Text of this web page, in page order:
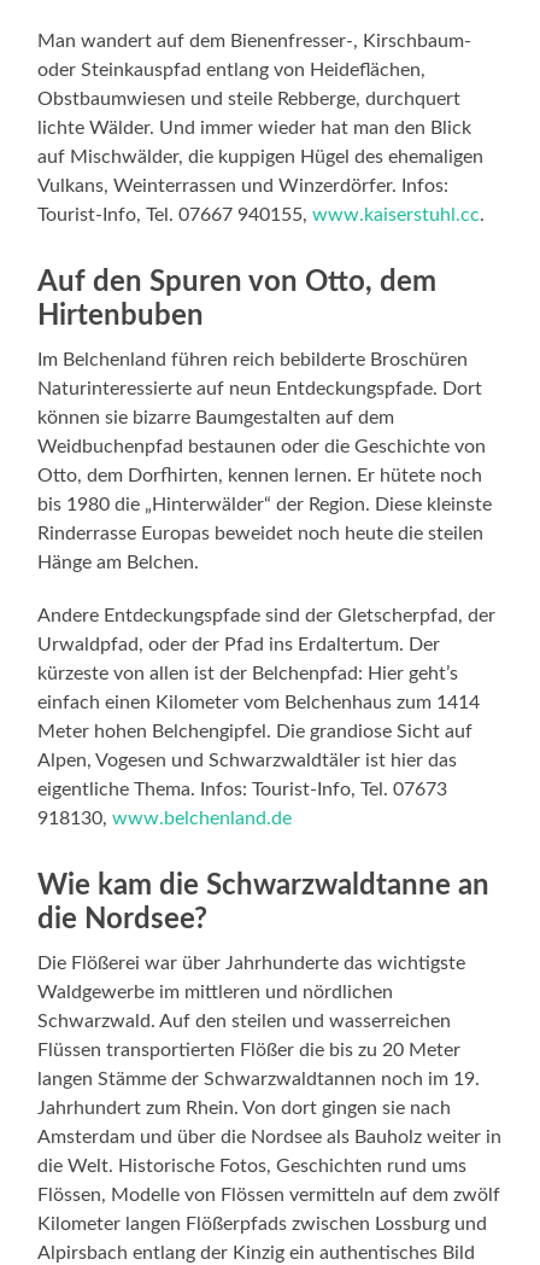
Man wandert auf dem Bienenfresser-, Kirschbaum-
oder Steinkauspfad entlang von Heideflächen,
Obstbaumwiesen und steile Rebberge, durchquert
lichte Wälder. Und immer wieder hat man den Blick
auf Mischwälder, die kuppigen Hügel des ehemaligen
Vulkans, Weinterrassen und Winzerdörfer. Infos:
Tourist-Info, Tel. 07667 940155,www.kaiserstuhl.cc.
Auf den Spuren von Otto, dem
Hirtenbuben
Im Belchenland führen reich bebilderte Broschüren
Naturinteressierte auf neun Entdeckungspfade. Dort
können sie bizarre Baumgestalten auf dem
Weidbuchenpfad bestaunen oder die Geschichte von
Otto, dem Dorfhirten, kennen lernen. Er hütete noch
bis 1980 die „Hinterwälder“ der Region. Diese kleinste
Rinderrasse Europas beweidet noch heute die steilen
Hänge am Belchen.
Andere Entdeckungspfade sind der Gletscherpfad, der
Urwaldpfad, oder der Pfad ins Erdaltertum. Der
kürzeste von allen ist der Belchenpfad: Hier geht’s
einfach einen Kilometer vom Belchenhaus zum 1414
Meter hohen Belchengipfel. Die grandiose Sicht auf
Alpen, Vogesen und Schwarzwaldtäler ist hier das
eigentliche Thema. Infos: Tourist-Info, Tel. 07673
918130,www.belchenland.de
Wie kam die Schwarzwaldtanne an
die Nordsee?
Die Flößerei war über Jahrhunderte das wichtigste
Waldgewerbe im mittleren und nördlichen
Schwarzwald. Auf den steilen und wasserreichen
Flüssen transportierten Flößer die bis zu 20 Meter
langen Stämme der Schwarzwaldtannen noch im 19.
Jahrhundert zum Rhein. Von dort gingen sie nach
Amsterdam und über die Nordsee als Bauholz weiter in
die Welt. Historische Fotos, Geschichten rund ums
Flössen, Modelle von Flössen vermitteln auf dem zwölf
Kilometer langen Flößerpfads zwischen Lossburg und
Alpirsbach entlang der Kinzig ein authentisches Bild